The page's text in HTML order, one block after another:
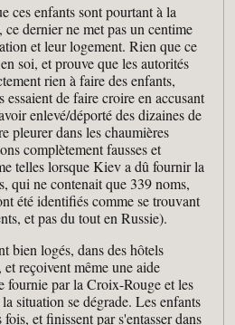
ces enfants sont pourtant à la
dernier ne met pas un centime
et leur logement. Rien que ce
soi, et prouve que les autorités
rien à faire des enfants,
essaient de faire croire en accusant
enlevé/déporté des dizaines de
pleurer dans les chaumières
complètement fausses et
telles lorsque Kiev a dû fournir la
qui ne contenait que 339 noms,
été identifiés comme se trouvant
et pas du tout en Russie).
bien logés, dans des hôtels
reçoivent même une aide
fournie par la Croix-Rouge et les
situation se dégrade. Les enfants
et finissent par s'entasser dans